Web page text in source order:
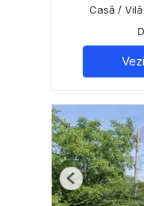
Casă /
Previous